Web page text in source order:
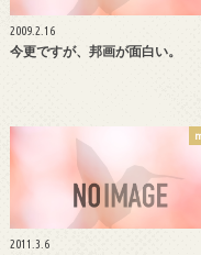
2009.2.16
今更ですが、邦画が面白い。
2011.3.6